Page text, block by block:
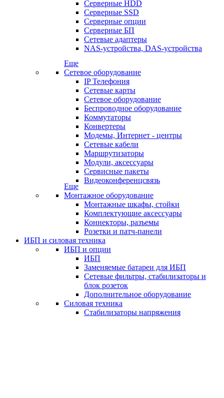
Серверные HDD
Серверные SSD
Серверные опции
Серверные БП
Сетевые адаптеры
NAS-устройства, DAS-устройства
Еще
Сетевое оборудование
IP Телефония
Сетевые карты
Сетевое оборудование
Беспроводное оборудование
Коммутаторы
Конвертеры
Модемы, Интернет - центры
Сетевые кабели
Маршрутизаторы
Модули, аксессуары
Сервисные пакеты
Видеоконференцсвязь
Еще
Монтажное оборудование
Монтажные шкафы, стойки
Комплектующие аксессуары
Коннекторы, разъемы
Розетки и патч-панели
ИБП и силовая техника
ИБП и опции
ИБП
Заменяемые батареи для ИБП
Сетевые фильтры, стабилизаторы и
блок розеток
Дополнительное оборудование
Силовая техника
Стабилизаторы напряжения